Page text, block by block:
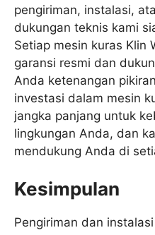
pengiriman, instalasi,
dukungan teknis kami
Setiap mesin kuras Klin
garansi resmi dan
Anda ketenangan
investasi dalam mesin
jangka panjang untuk
lingkungan Anda, dan
mendukung Anda di
Kesimpulan
Pengiriman dan